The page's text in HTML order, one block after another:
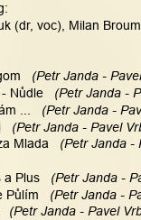
(dr, voc), Milan
(Petr Janda -
Nůdle
(Petr Janda -
...
(Petr Janda -
(Petr Janda - Pavel
Mlada
(Petr Janda -
a Plus
(Petr Janda -
Půlím
(Petr Janda -
(Petr Janda - Pavel